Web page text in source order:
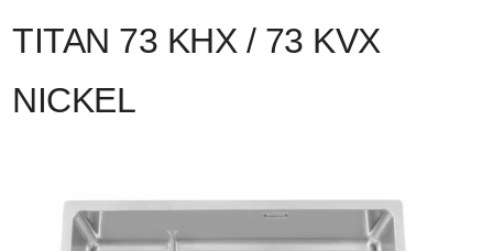
TITAN 73 KHX / 73 KVX
NICKEL